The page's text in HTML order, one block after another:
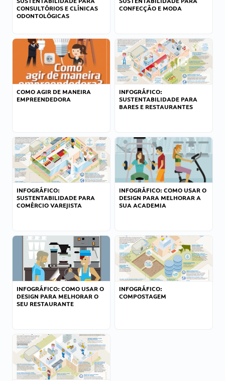
CONSULTÓRIOS E CLÍNICAS
ODONTOLÓGICAS
CONFECÇÃO E MODA
COMO AGIR DE MANEIRA
EMPREENDEDORA
INFOGRÁFICO:
SUSTENTABILIDADE PARA
BARES E RESTAURANTES
INFOGRÁFICO:
SUSTENTABILIDADE PARA
COMÉRCIO VAREJISTA
INFOGRÁFICO: COMO USAR O
DESIGN PARA MELHORAR A
SUA ACADEMIA
INFOGRÁFICO: COMO USAR O
DESIGN PARA MELHORAR O
SEU RESTAURANTE
INFOGRÁFICO:
COMPOSTAGEM